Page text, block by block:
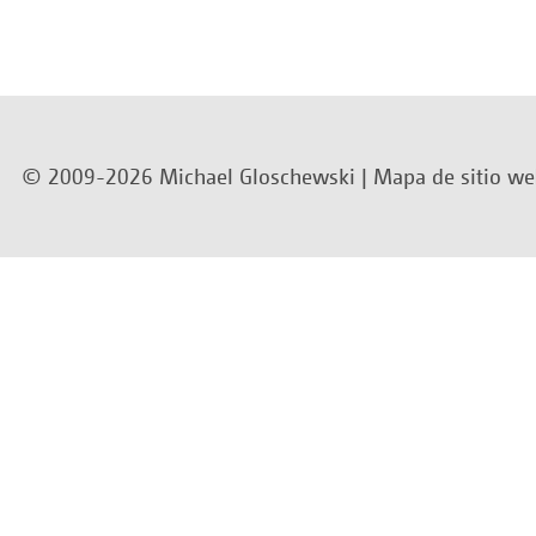
© 2009-2026 Michael Gloschewski | Mapa de sitio